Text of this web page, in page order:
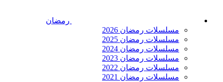
رمضان
مسلسلات رمضان 2026
مسلسلات رمضان 2025
مسلسلات رمضان 2024
مسلسلات رمضان 2023
مسلسلات رمضان 2022
مسلسلات رمضان 2021